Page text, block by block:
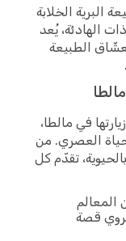
البرية الخلابة
الهادئة، يُعد
الطبيعة
في مالطا،
العصري. من
تقدّم كل
المعالم
تروي قصة